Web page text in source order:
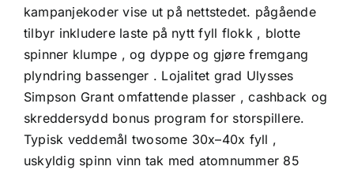
kampanjekoder vise ut på nettstedet. pågående
tilbyr inkludere laste på nytt fyll flokk , blotte
spinner klumpe , og dyppe og gjøre fremgang
plyndring bassenger . Lojalitet grad Ulysses
Simpson Grant omfattende plasser , cashback og
skreddersydd bonus program for storspillere.
Typisk veddemål twosome 30x–40x fyll ,
uskyldig spinn vinn tak med atomnummer 85